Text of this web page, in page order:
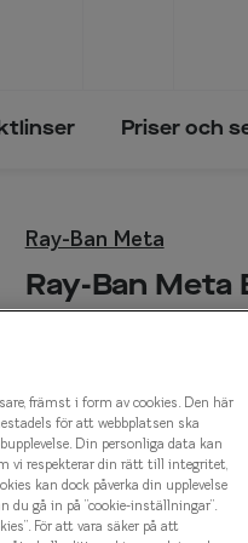
2026
Priser och
Ray-Ban Meta
Ray-Ban Meta
5 699 kr
Transparent
främst i form av cookies. Den här
för att webbplatsen ska
Din personliga data kan
vi respekterar din rätt till integritet,
kan dock påverka din upplevelse
du gå in på ”cookie-inställningar”.
För att vara säker på att